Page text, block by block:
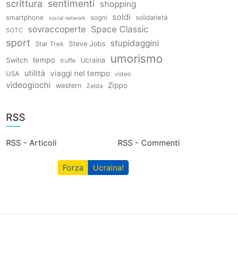
scrittura sentimenti shopping
smartphone social network sogni soldi solidarietà
SOTC sovraccoperte Space Classic
sport Star Trek Steve Jobs stupidaggini
Switch tempo truffe Ucraina umorismo
USA utilità viaggi nel tempo video
videogiochi western Zelda Zippo
RSS
RSS - Articoli RSS - Commenti
Forza Ucraina!